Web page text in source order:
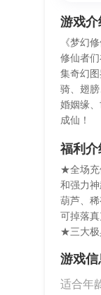
游戏介
《梦幻
修仙者
集奇幻
骑、翅
婚姻缘
成仙！
福利介
★全场充
和强力
葫芦、
可掉落
★三大极
游戏信
适合年